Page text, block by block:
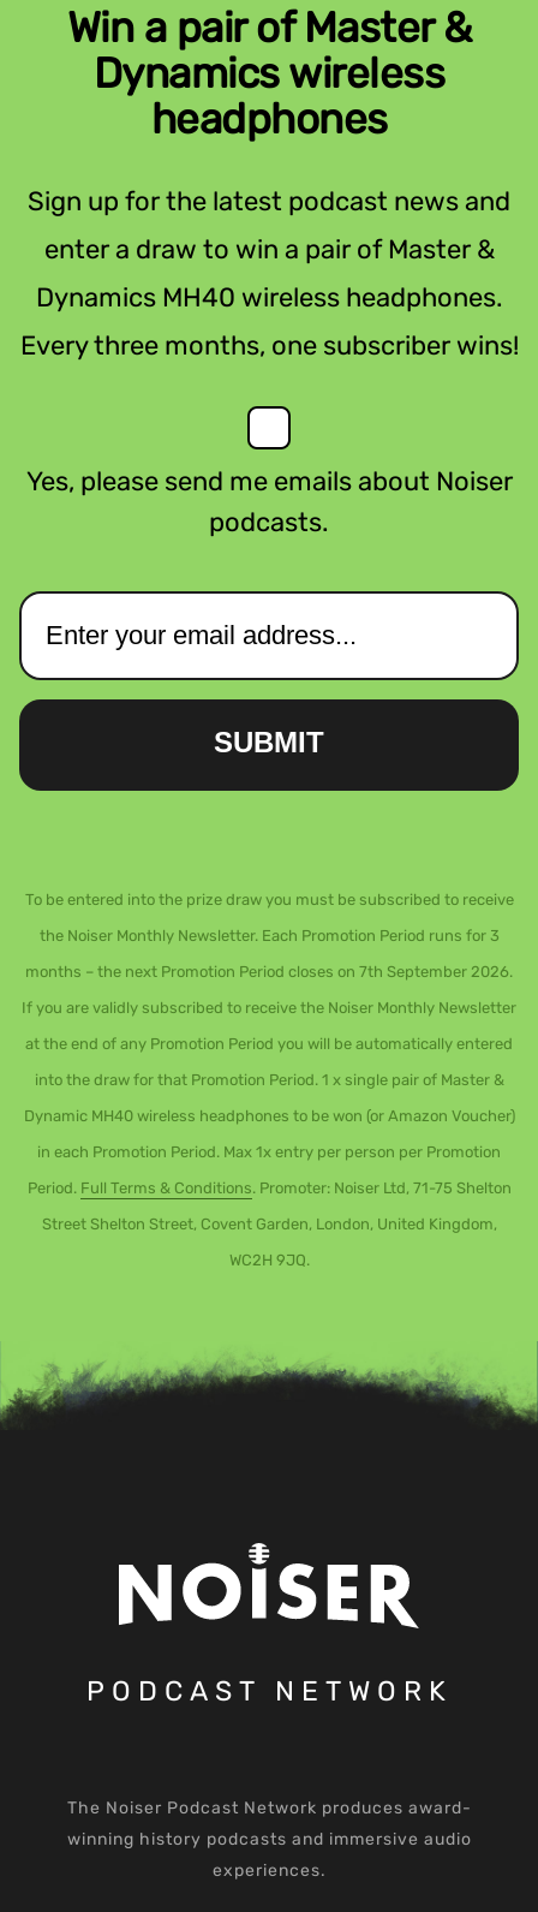
Win a pair of Master &
Dynamics wireless
headphones
Sign up for the latest podcast news and
enter a draw to win a pair of Master &
Dynamics MH40 wireless headphones.
Every three months, one subscriber wins!
Yes, please send me emails about Noiser
podcasts.
SUBMIT
To be entered into the prize draw you must be subscribed to receive
the Noiser Monthly Newsletter. Each Promotion Period runs for 3
months – the next Promotion Period closes on 7th September 2026.
If you are validly subscribed to receive the Noiser Monthly Newsletter
at the end of any Promotion Period you will be automatically entered
into the draw for that Promotion Period. 1 x single pair of Master &
Dynamic MH40 wireless headphones to be won (or Amazon Voucher)
in each Promotion Period. Max 1x entry per person per Promotion
Period. Full Terms & Conditions. Promoter: Noiser Ltd, 71-75 Shelton
Street Shelton Street, Covent Garden, London, United Kingdom,
WC2H 9JQ.
PODCAST NETWORK
The Noiser Podcast Network produces award-
winning history podcasts and immersive audio
experiences.